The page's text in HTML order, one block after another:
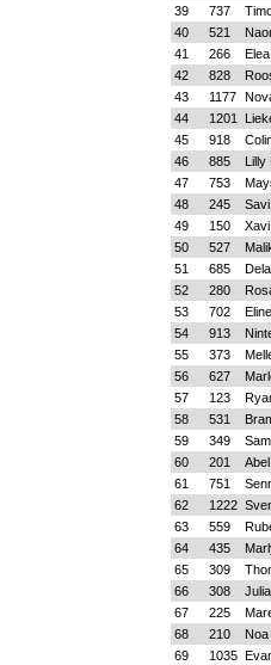
39
737
40
521
41
266
42
828
43
1177
44
1201
45
918
46
885 Lilly
47
753
48
245
49
150
50
527
51
685
52
280
53
702
54
913
55
373
56
627
57
123
58
531
59
349
60
201
61
751
62
1222
63
559
64
435
65
309
66
308
67
225
68
210
69
1035